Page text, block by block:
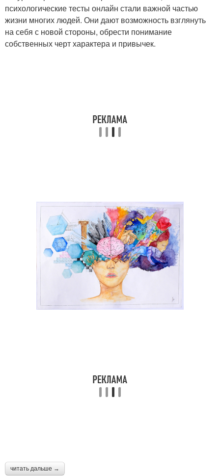
психологические тесты онлайн стали важной частью
жизни многих людей. Они дают возможность взглянуть
на себя с новой стороны, обрести понимание
собственных черт характера и привычек.
читать дальше →